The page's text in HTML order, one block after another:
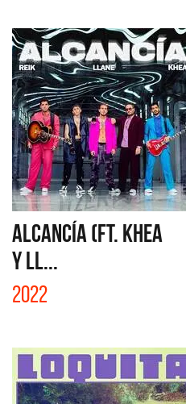
ALCANCÍA (FT. KHEA
Y LL...
2022